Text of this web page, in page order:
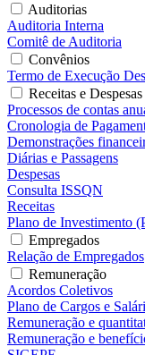
Auditorias
Auditoria Interna
Comitê de Auditoria
Convênios
Termo de Execução
Receitas e Despesas
Processos de contas
Cronologia de
Demonstrações
Diárias e Passagens
Despesas
Consulta ISSQN
Receitas
Plano de Investimento
Empregados
Relação de Empregados
Remuneração
Acordos Coletivos
Plano de Cargos e
Remuneração e
Remuneração e